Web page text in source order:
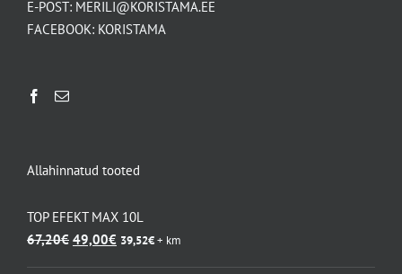
E-POST: MERILI@KORISTAMA.EE
FACEBOOK: KORISTAMA
Allahinnatud tooted
TOP EFEKT MAX 10L
67,20€ Algne
49,00€Praegune
39,52€+ km